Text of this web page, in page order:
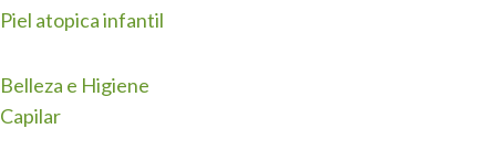
Piel atopica infantil
Belleza e Higiene
Capilar